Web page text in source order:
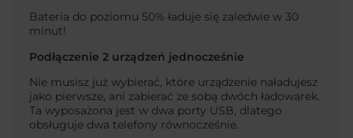
Bateria do poziomu 50% ładuje się zaledwie w 30
minut!
Podłączenie 2 urządzeń jednocześnie
Nie musisz już wybierać, które urządzenie naładujesz
jako pierwsze, ani zabierać ze sobą dwóch ładowarek.
Ta wyposażona jest w dwa porty USB, dlatego
obsługuje dwa telefony równocześnie.